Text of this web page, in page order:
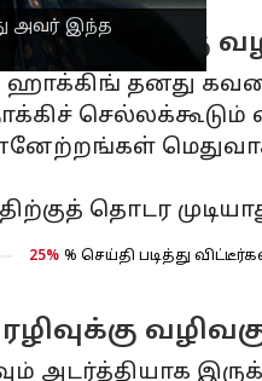
அவர் இந்த
அழிவுக்கு
ஹாக்கிங் தனது
செல்லக்கூடும்
தொடர
25% % செய்தி படித்து